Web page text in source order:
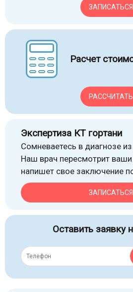
ЗАПИСАТЬСЯ
Расчет
РАССЧИТАТЬ
Экспертиза КТ гортани
Сомневаетесь в диагнозе
Наш врач пересмотрит
напишет свое заключение
ЗАПИСАТЬСЯ
Оставить заявку